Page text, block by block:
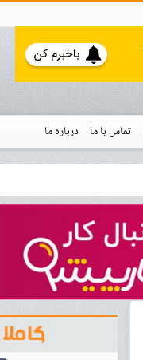
تماس با ما
درباره ما
نوار زمان استخدام